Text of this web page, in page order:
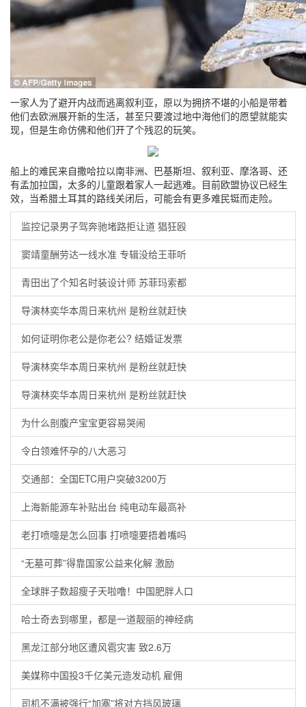
一家人为了避开内战而逃离叙利亚，原以为拥挤不堪的小船是带着
他们去欧洲展开新的生活，甚至只要渡过地中海他们的愿望就能实
现，但是生命仿佛和他们开了个残忍的玩笑。
船上的难民来自撒哈拉以南非洲、巴基斯坦、叙利亚、摩洛哥、还
有孟加拉国，太多的儿童跟着家人一起逃难。目前欧盟协议已经生
效，当希腊土耳其的路线关闭后，可能会有更多难民铤而走险。
监控记录男子驾奔驰堵路拒让道 猖狂殴
窦靖童酬劳达一线水准 专辑没给王菲听
青田出了个知名时装设计师 苏菲玛索都
导演林奕华本周日来杭州 是粉丝就赶快
如何证明你老公是你老公? 结婚证发票
导演林奕华本周日来杭州 是粉丝就赶快
导演林奕华本周日来杭州 是粉丝就赶快
为什么剖腹产宝宝更容易哭闹
令白领难怀孕的八大恶习
交通部：全国ETC用户突破3200万
上海新能源车补贴出台 纯电动车最高补
老打喷嚏是怎么回事 打喷嚏要捂着嘴吗
“无墓可葬”得靠国家公益来化解 激励
全球胖子数超瘦子天啦噜！中国肥胖人口
哈士奇去到哪里，都是一道靓丽的神经病
黑龙江部分地区遭风雹灾害 致2.6万
美媒称中国投3千亿美元造发动机 雇佣
司机不满被强行“加塞”将对方挡风玻璃